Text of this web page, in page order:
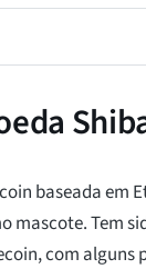
baseada em
mascote. Tem
com alguns